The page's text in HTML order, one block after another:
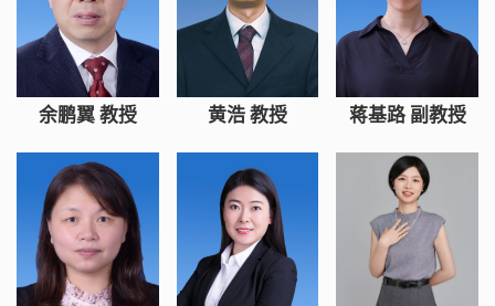
余鹏翼 教授 黄浩 教授 蒋基路 副教授